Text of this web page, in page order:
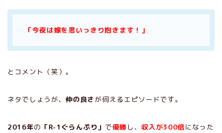
「今夜は嫁を思いっきり抱きます！」
とコメント（笑）。
ネタでしょうが、仲の良さ が伺えるエピソードです。
2016年の 「R-1ぐらんぷり」 で優勝し、収入が300倍になった